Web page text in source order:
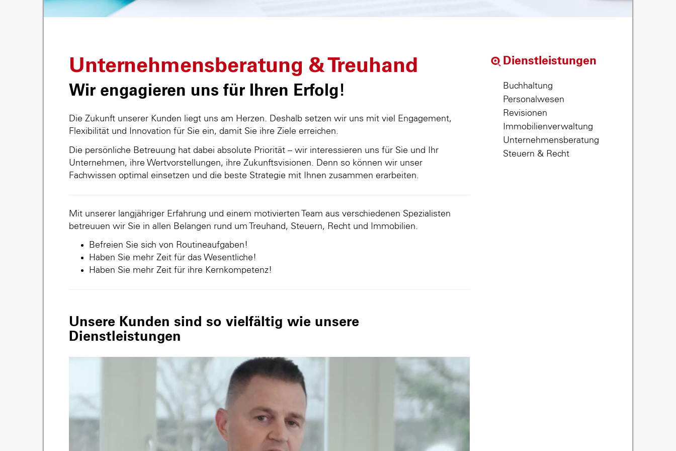
Unternehmensberatung & Treuhand
Wir engagieren uns für Ihren Erfolg!
Die Zukunft unserer Kunden liegt uns am Herzen. Deshalb setzen wir uns mit viel Engagement,
Flexibilität und Innovation für Sie ein, damit Sie ihre Ziele erreichen.
Die persönliche Betreuung hat dabei absolute Priorität – wir interessieren uns für Sie und Ihr
Unternehmen, ihre Wertvorstellungen, ihre Zukunftsvisionen. Denn so können wir unser
Fachwissen optimal einsetzen und die beste Strategie mit Ihnen zusammen erarbeiten.
Mit unserer langjähriger Erfahrung und einem motivierten Team aus verschiedenen Spezialisten
betreuuen wir Sie in allen Belangen rund um Treuhand, Steuern, Recht und Immobilien.
Befreien Sie sich von Routineaufgaben!
Haben Sie mehr Zeit für das Wesentliche!
Haben Sie mehr Zeit für ihre Kernkompetenz!
Unsere Kunden sind so vielfältig wie unsere
Dienstleistungen
Dienstleistungen
Buchhaltung
Personalwesen
Revisionen
Immobilienverwaltung
Unternehmensberatung
Steuern & Recht